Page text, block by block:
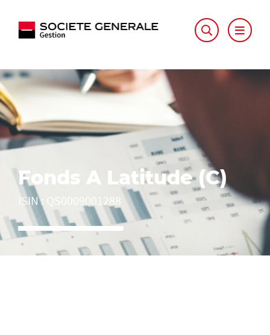
Fonds A Latitude (C)
ISIN: QS0009001288